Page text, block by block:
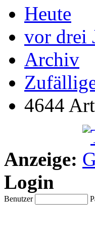
Heute
vor drei
Archiv
4644
Anzeige:
Login
Benutzer